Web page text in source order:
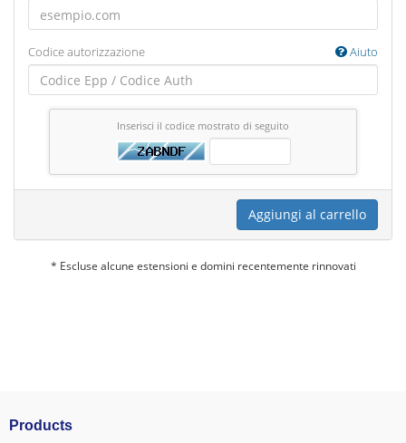
Codice autorizzazione Aiuto
Inserisci il codice mostrato di seguito
Aggiungi al carrello
* Escluse alcune estensioni e domini recentemente rinnovati
Products